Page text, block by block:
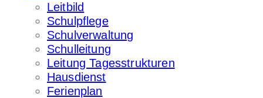
Leitbild
Schulpflege
Schulverwaltung
Schulleitung
Leitung Tagesstrukturen
Hausdienst
Ferienplan